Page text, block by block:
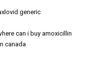
generic
can i buy amoxicillin
canada